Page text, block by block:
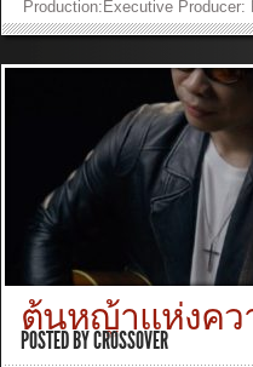
Production:Executive
YongpiyakulAuthor : Panya
vocal : Ananya OumjangPiano:
Kittiphong
Ruangkit YongpiyakulBass:
Kittiphong KheraphumMix and
Production:Director: Sarita
Sarita SuveeraGraphic
Verse 1:อาจมีเวลาที่เราผิดหวัง
วันรับการเยียวยาเมื่อมีเวลาที่เ
ช่วงเวลาหลากหลายซ่อนความห
ให้เพื่อให้เราเรียนรู้เข้าใจน้ำพร
ตราบใดที่ในทุกเวลาฤดูกาลยังมีพ
นำทางไปให้ฉันก้าวเดินตาม
ไปบางทีอาจมีถ้อยคำมากมายมีวั
ต้นหญ้าแห่งคว
POSTED BYCROSSOVER